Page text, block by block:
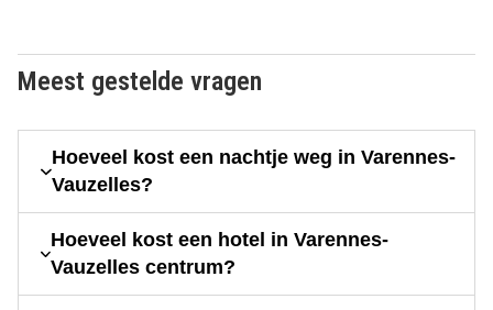
Meest gestelde vragen
Hoeveel kost een nachtje weg in Varennes-
Vauzelles?
Hoeveel kost een hotel in Varennes-
Vauzelles centrum?